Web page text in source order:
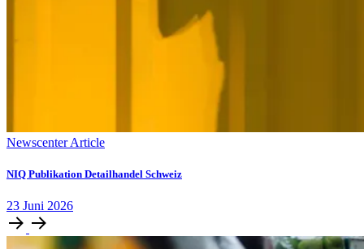
Newscenter Article
NIQ Publikation Detailhandel Schweiz
23 Juni 2026